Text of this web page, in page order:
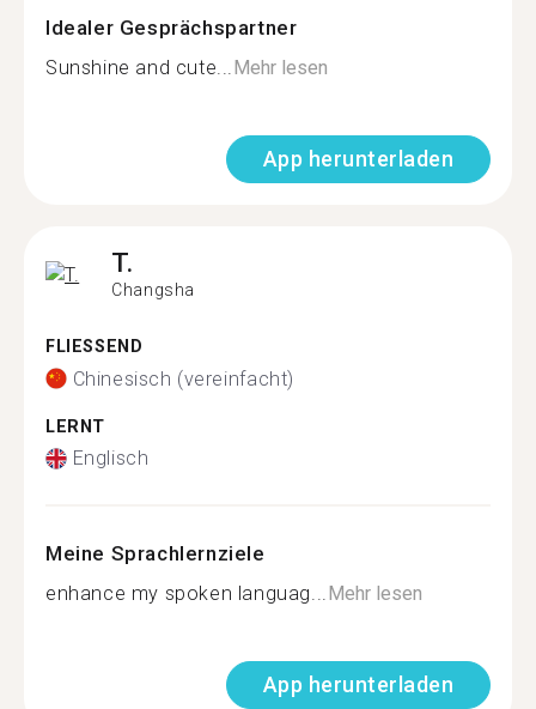
Idealer Gesprächspartner
Sunshine and cute...Mehr lesen
App herunterladen
T.
Changsha
FLIESSEND
Chinesisch (vereinfacht)
LERNT
Englisch
Meine Sprachlernziele
enhance my spoken languag...Mehr lesen
App herunterladen